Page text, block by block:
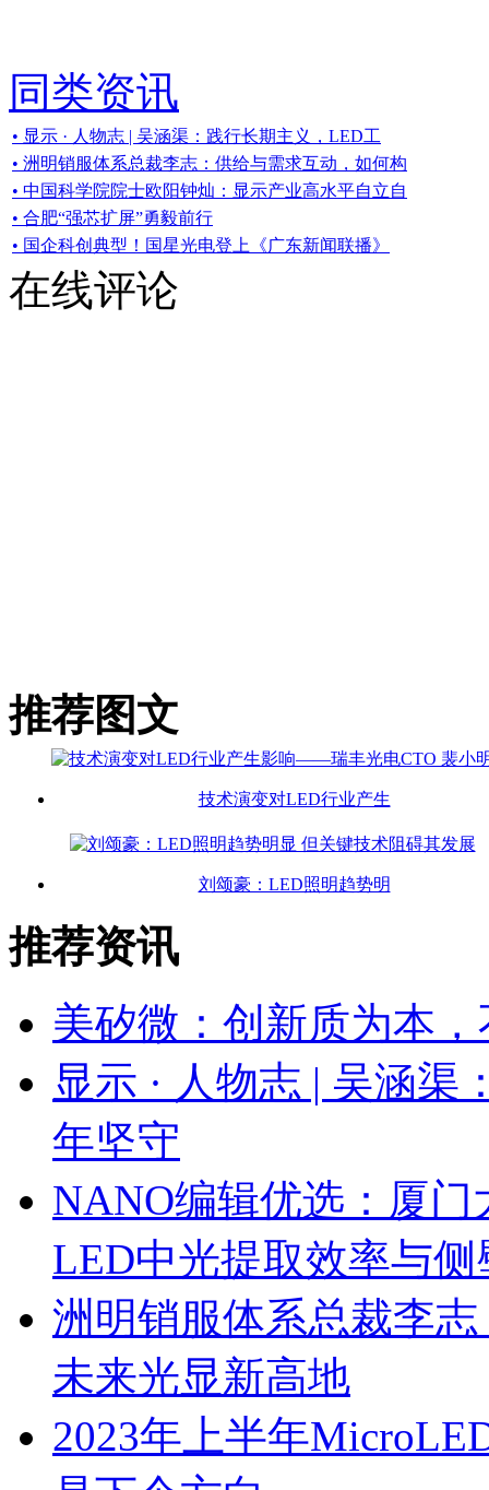
同类资讯
• 显示 · 人物志 | 吴涵渠：践行长期主义，LED工
• 洲明销服体系总裁李志：供给与需求互动，如何构
• 中国科学院院士欧阳钟灿：显示产业高水平自立自
• 合肥“强芯扩屏”勇毅前行
• 国企科创典型！国星光电登上《广东新闻联播》
在线评论
推荐图文
技术演变对LED行业产生
刘颂豪：LED照明趋势明
推荐资讯
美矽微：创新质为本
显示 · 人物志 | 吴涵渠
年坚守
NANO编辑优选：厦
LED中光提取效率与
洲明销服体系总裁李
未来光显新高地
2023年上半年